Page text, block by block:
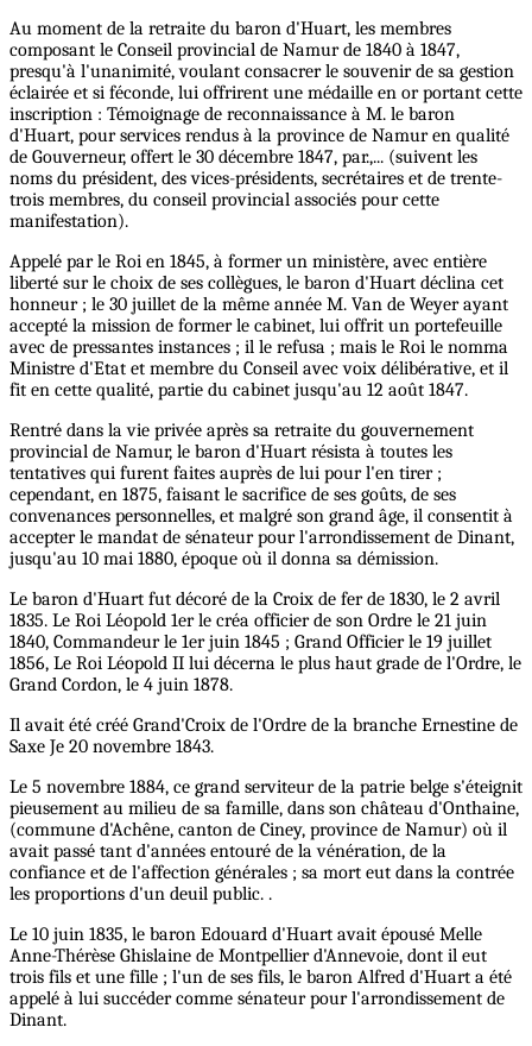
Au moment de la retraite du baron d'Huart, les membres
composant le Conseil provincial de Namur de 1840 à 1847,
presqu'à l'unanimité, voulant consacrer le souvenir de sa gestion
éclairée et si féconde, lui offrirent une médaille en or portant cette
inscription : Témoignage de reconnaissance à M. le baron
d'Huart, pour services rendus à la province de Namur en qualité
de Gouverneur, offert le 30 décembre 1847, par.,... (suivent les
noms du président, des vices-présidents, secrétaires et de trente-
trois membres, du conseil provincial associés pour cette
manifestation).
Appelé par le Roi en 1845, à former un ministère, avec entière
liberté sur le choix de ses collègues, le baron d'Huart déclina cet
honneur ; le 30 juillet de la même année M. Van de Weyer ayant
accepté la mission de former le cabinet, lui offrit un portefeuille
avec de pressantes instances ; il le refusa ; mais le Roi le nomma
Ministre d'Etat et membre du Conseil avec voix délibérative, et il
fit en cette qualité, partie du cabinet jusqu'au 12 août 1847.
Rentré dans la vie privée après sa retraite du gouvernement
provincial de Namur, le baron d'Huart résista à toutes les
tentatives qui furent faites auprès de lui pour l'en tirer ;
cependant, en 1875, faisant le sacrifice de ses goûts, de ses
convenances personnelles, et malgré son grand âge, il consentit à
accepter le mandat de sénateur pour l'arrondissement de Dinant,
jusqu'au 10 mai 1880, époque où il donna sa démission.
Le baron d'Huart fut décoré de la Croix de fer de 1830, le 2 avril
1835. Le Roi Léopold 1er le créa officier de son Ordre le 21 juin
1840, Commandeur le 1er juin 1845 ; Grand Officier le 19 juillet
1856, Le Roi Léopold II lui décerna le plus haut grade de l'Ordre, le
Grand Cordon, le 4 juin 1878.
Il avait été créé Grand'Croix de l'Ordre de la branche Ernestine de
Saxe Je 20 novembre 1843.
Le 5 novembre 1884, ce grand serviteur de la patrie belge s'éteignit
pieusement au milieu de sa famille, dans son château d'Onthaine,
(commune d'Achêne, canton de Ciney, province de Namur) où il
avait passé tant d'années entouré de la vénération, de la
confiance et de l'affection générales ; sa mort eut dans la contrée
les proportions d'un deuil public. .
Le 10 juin 1835, le baron Edouard d'Huart avait épousé Melle
Anne-Thérèse Ghislaine de Montpellier d'Annevoie, dont il eut
trois fils et une fille ; l'un de ses fils, le baron Alfred d'Huart a été
appelé à lui succéder comme sénateur pour l'arrondissement de
Dinant.